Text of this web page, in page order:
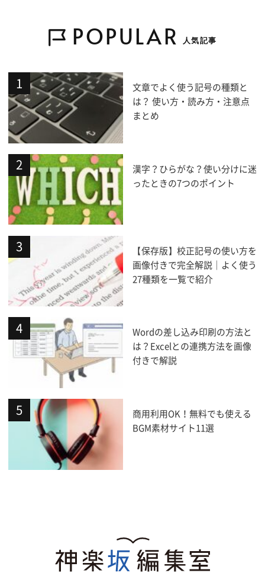
POPULAR 人気記事
文章でよく使う記号の種類と
は？ 使い方・読み方・注意点
まとめ
漢字？ひらがな？使い分けに迷
ったときの7つのポイント
【保存版】校正記号の使い方を
画像付きで完全解説｜よく使う
27種類を一覧で紹介
Wordの差し込み印刷の方法と
は？Excelとの連携方法を画像
付きで解説
商用利用OK！無料でも使える
BGM素材サイト11選